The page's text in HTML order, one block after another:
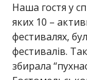
Наша гостя у
яких 10 –
фестивалях,
фестивалів.
збирала